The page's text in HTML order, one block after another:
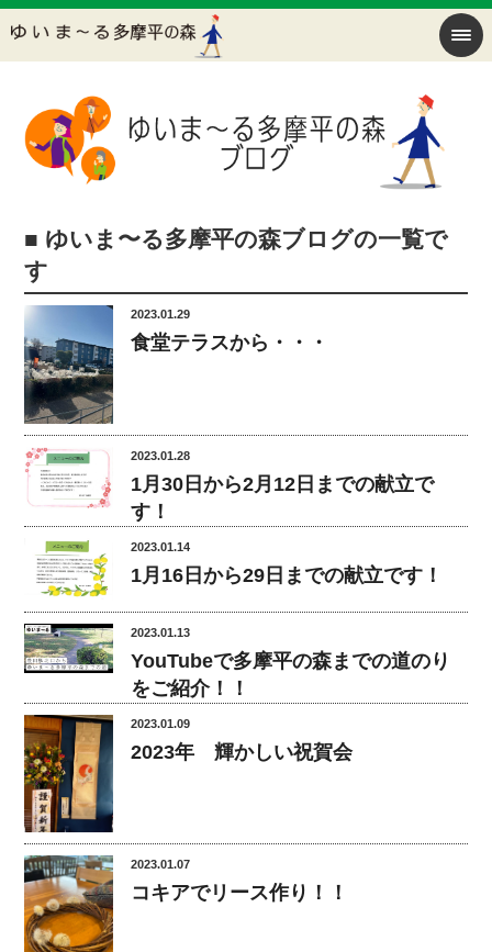
■ ゆいま〜る多摩平の森ブログの一覧で
す
2023.01.29
食堂テラスから・・・
2023.01.28
1月30日から2月12日までの献立で
す！
2023.01.14
1月16日から29日までの献立です！
2023.01.13
YouTubeで多摩平の森までの道のり
をご紹介！！
2023.01.09
2023年 輝かしい祝賀会
2023.01.07
コキアでリース作り！！